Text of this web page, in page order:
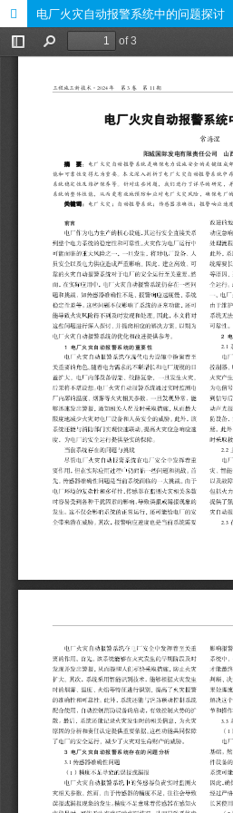
电厂火灾自动报警系统中的问题探讨